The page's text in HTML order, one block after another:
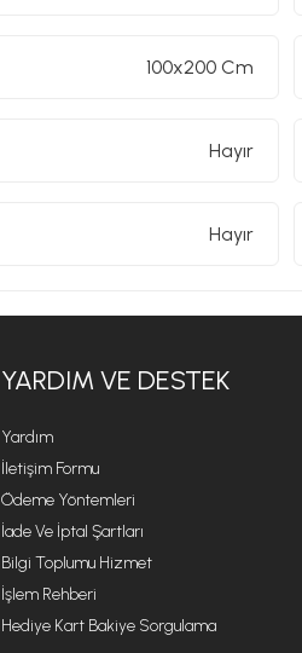
100x200 Cm
Hayır
Hayır
YARDIM VE DESTEK
Yardım
İletişim Formu
Ödeme Yöntemleri
İade Ve İptal Şartları
Bilgi Toplumu Hizmet
İşlem Rehberi
Hediye Kart Bakiye Sorgulama